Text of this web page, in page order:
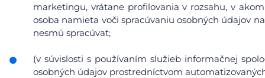
marketingu, vrátane profilovania v rozsahu, v
osoba namieta voči spracúvaniu osobných údajov
nesmú spracúvať;
(v súvislosti s používaním služieb informačnej
osobných údajov prostredníctvom